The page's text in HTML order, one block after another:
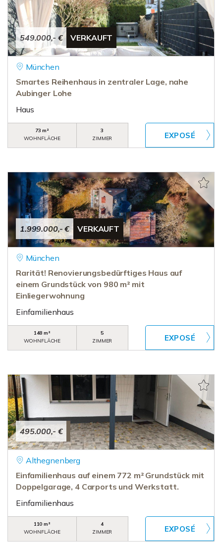
549.000,- € VERKAUFT
München
Smartes Reihenhaus in zentraler Lage, nahe
Aubinger Lohe
Haus
73 m²
WOHNFLÄCHE
3
ZIMMER
1.999.000,- € VERKAUFT
München
Rarität! Renovierungsbedürftiges Haus auf
einem Grundstück von 980 m² mit
Einliegerwohnung
Einfamilienhaus
148 m²
WOHNFLÄCHE
5
ZIMMER
495.000,- €
Althegnenberg
Einfamilienhaus auf einem 772 m² Grundstück mit
Doppelgarage, 4 Carports und Werkstatt.
Einfamilienhaus
110 m²
WOHNFLÄCHE
4
ZIMMER